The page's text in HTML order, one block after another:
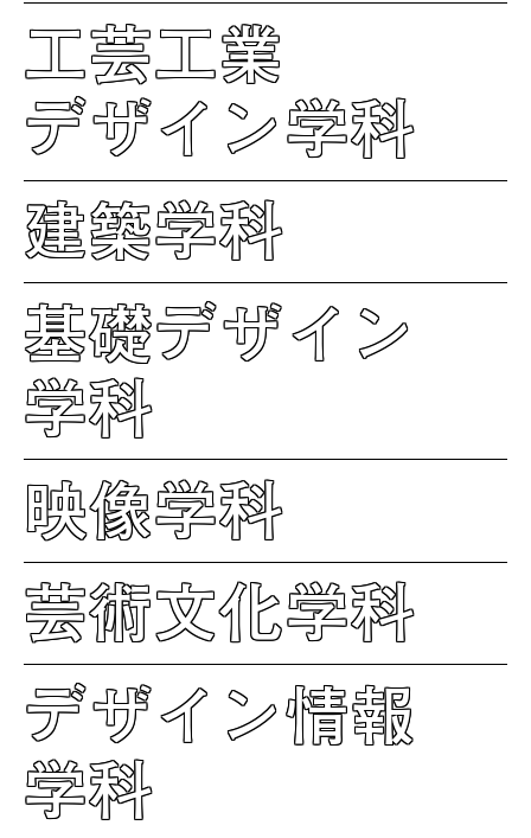
工芸工業
デザイン学科
建築学科
基礎デザイン
学科
映像学科
芸術文化学科
デザイン情報
学科